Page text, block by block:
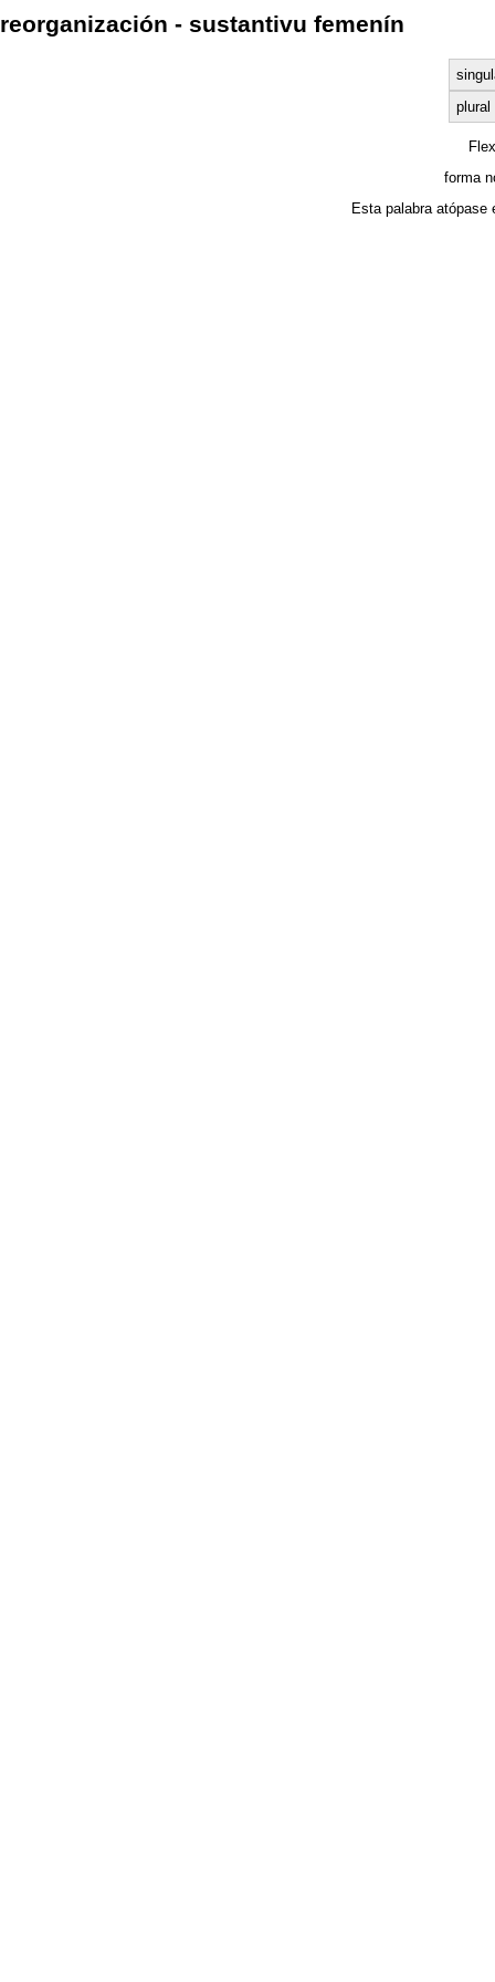
reorganización - sustantivu femenín
plural
forma
Esta palabra atópase